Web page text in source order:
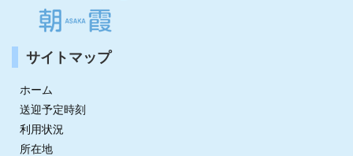
サイトマップ
ホーム
送迎予定時刻
利用状況
所在地